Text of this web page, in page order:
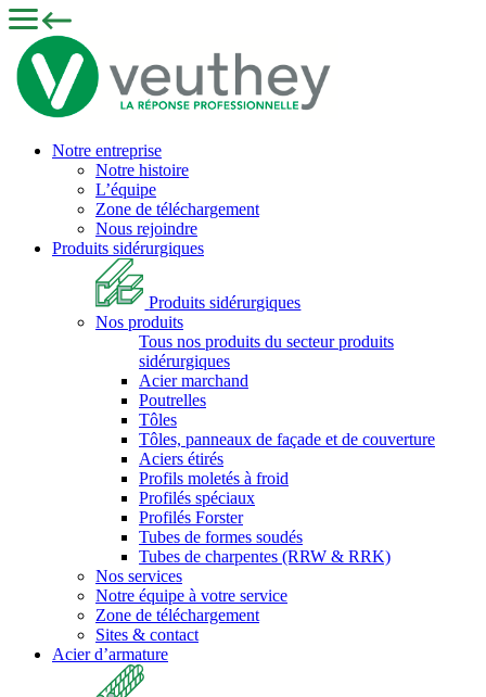
Notre entreprise
Notre histoire
L’équipe
Zone de téléchargement
Nous rejoindre
Produits sidérurgiques
Produits sidérurgiques
Nos produits
Tous nos produits du secteur produits
sidérurgiques
Acier marchand
Poutrelles
Tôles
Tôles, panneaux de façade et de couverture
Aciers étirés
Profils moletés à froid
Profilés spéciaux
Profilés Forster
Tubes de formes soudés
Tubes de charpentes (RRW & RRK)
Nos services
Notre équipe à votre service
Zone de téléchargement
Sites & contact
Acier d’armature